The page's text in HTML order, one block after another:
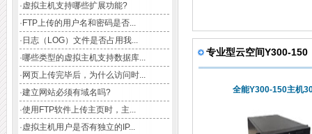
·虚拟主机支持哪些扩展功能?
· FTP上传的用户名和密码是否...
· 日志（LOG）文件是否占用我...
·哪些类型的虚拟主机支持数据库...
· 网页上传完毕后，为什么访问时...
·建立网站必须有域名吗?
·使用FTP软件上传主页时，主...
·虚拟主机用户是否有独立的IP...
专业型云空间Y300-150
全能Y300-150主机